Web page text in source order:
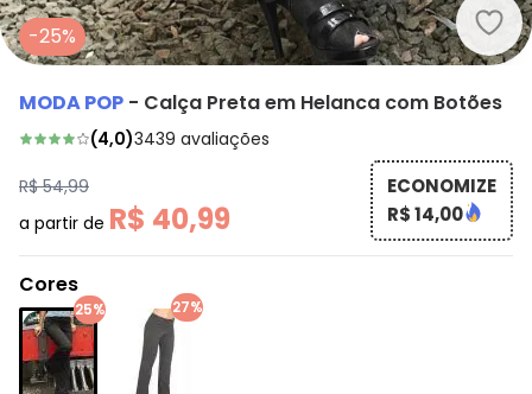
-25%
MODA POP - Calça Preta em Helanca com Botões
(4,0)3439 avaliações
R$ 54,99
a partir de R$ 40,99
ECONOMIZE
R$ 14,00
Cores
25% 27%